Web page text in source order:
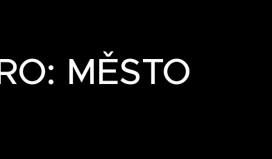
MĚSTO